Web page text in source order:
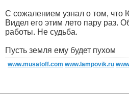
С сожалением узнал о том, что
Видел его этим лето пару раз.
работы. Не судьба.
Пусть земля ему будет пухом
www.musatoff.com www.lampovik.ru